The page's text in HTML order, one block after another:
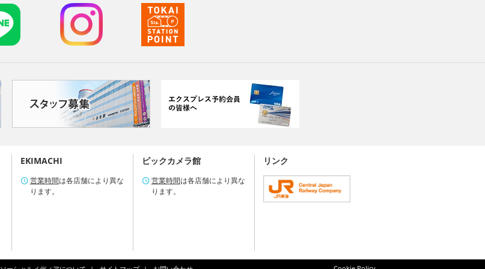
EKIMACHI
営業時間は各店舗により異な
ります。
ビックカメラ館
営業時間は各店舗により異な
ります。
リンク